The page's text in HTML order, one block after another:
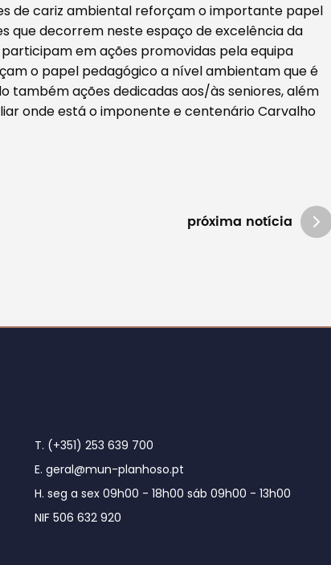
de cariz ambiental reforçam o importante papel
que decorrem neste espaço de excelência da
em ações promovidas pela equipa
o papel pedagógico a nível ambientam que é
também ações dedicadas aos/às seniores, além
onde está o imponente e centenário Carvalho
próxima notícia
T. (+351) 253 639 700
E. geral@mun-planhoso.pt
H. seg a sex 09h00 - 18h00 sáb 09h00 - 13h00
NIF 506 632 920